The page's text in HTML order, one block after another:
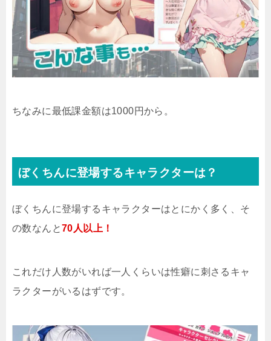
ちなみに最低課金額は1000円から。
ぼくちんに登場するキャラクターは？
ぼくちんに登場するキャラクターはとにかく多く、そ
の数なんと70人以上！
これだけ人数がいれば一人くらいは性癖に刺さるキャ
ラクターがいるはずです。